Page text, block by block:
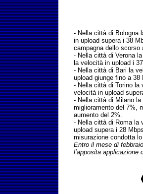
- Nella città di Bologna
in upload supera i 38
campagna dello scorso
- Nella città di Verona
la velocità in upload i
- Nella città di Bari la
upload giunge fino a
- Nella città di Torino la
velocità in upload
- Nella città di Milano
miglioramento del 7%,
aumento del 2%.
- Nella città di Roma la
upload supera i 28
misurazione condotta
Entro il mese di
l’apposita applicazione